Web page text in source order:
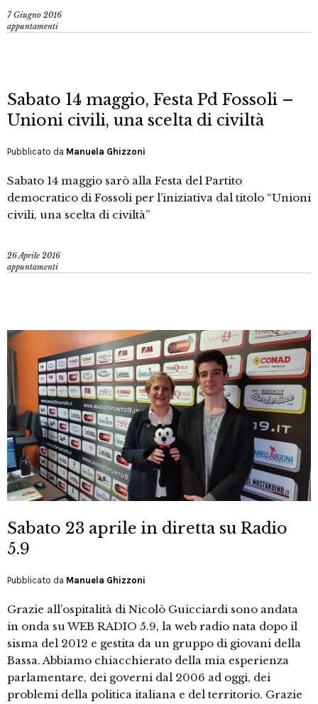
7 Giugno 2016
appuntamenti
Sabato 14 maggio, Festa Pd Fossoli –
Unioni civili, una scelta di civiltà
Pubblicato da Manuela Ghizzoni
Sabato 14 maggio sarò alla Festa del Partito
democratico di Fossoli per l’iniziativa dal titolo “Unioni
civili, una scelta di civiltà”
26 Aprile 2016
appuntamenti
Sabato 23 aprile in diretta su Radio
5.9
Pubblicato da Manuela Ghizzoni
Grazie all’ospitalità di Nicolò Guicciardi sono andata
in onda su WEB RADIO 5.9, la web radio nata dopo il
sisma del 2012 e gestita da un gruppo di giovani della
Bassa. Abbiamo chiacchierato della mia esperienza
parlamentare, dei governi dal 2006 ad oggi, dei
problemi della politica italiana e del territorio. Grazie